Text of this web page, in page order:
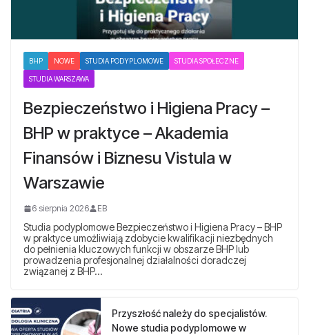
BHP NOWE STUDIA PODYPLOMOWE STUDIA SPOŁECZNE
STUDIA WARSZAWA
Bezpieczeństwo i Higiena Pracy –
BHP w praktyce – Akademia
Finansów i Biznesu Vistula w
Warszawie
6 sierpnia 2026 EB
Studia podyplomowe Bezpieczeństwo i Higiena Pracy – BHP
w praktyce umożliwiają zdobycie kwalifikacji niezbędnych
do pełnienia kluczowych funkcji w obszarze BHP lub
prowadzenia profesjonalnej działalności doradczej
związanej z BHP…
Przyszłość należy do specjalistów.
Nowe studia podyplomowe w